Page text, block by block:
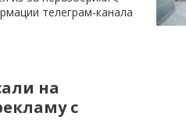
телеграм-канала
на
с